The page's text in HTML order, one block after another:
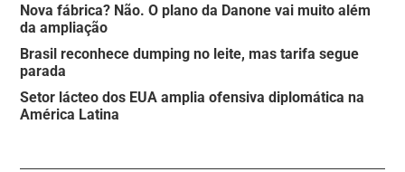
Nova fábrica? Não. O plano da Danone vai muito além
da ampliação
Brasil reconhece dumping no leite, mas tarifa segue
parada
Setor lácteo dos EUA amplia ofensiva diplomática na
América Latina